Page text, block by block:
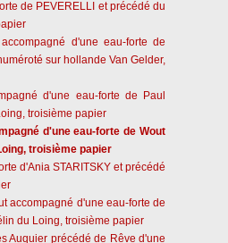
de PEVERELLI et précédé du
d'une eau-forte de
sur hollande Van Gelder,
d'une eau-forte de Paul
troisième papier
d'une eau-forte de Wout
troisième papier
d'Ania STARITSKY et précédé
accompagné d'une eau-forte de
du Loing, troisième papier
Auquier précédé de Rêve d'une